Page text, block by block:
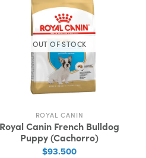
OUT OF STOCK
ROYAL CANIN
Royal Canin French Bulldog
Puppy (Cachorro)
$93.500